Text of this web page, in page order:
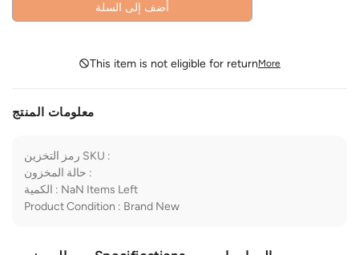
أضف إلى السلة
This item is not eligible for returnMore
معلومات المنتج
رمز التخزين SKU :
حالة المخزون :
الكمية : NaN Items Left
Product Condition : Brand New